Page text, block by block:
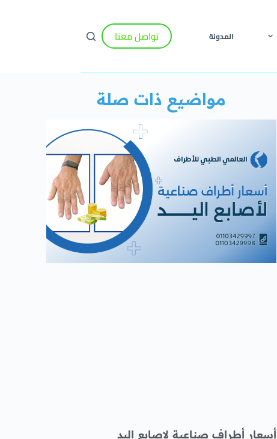
المدونة تواصل معنا
مواضيع ذات صلة
أسعار أطراف صناعية لاصابع اليد